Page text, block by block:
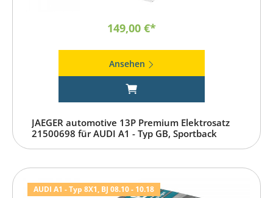
149,00 €*
Ansehen
JAEGER automotive 13P Premium Elektrosatz
21500698 für AUDI A1 - Typ GB, Sportback
AUDI A1 - Typ 8X1, BJ 08.10 - 10.18